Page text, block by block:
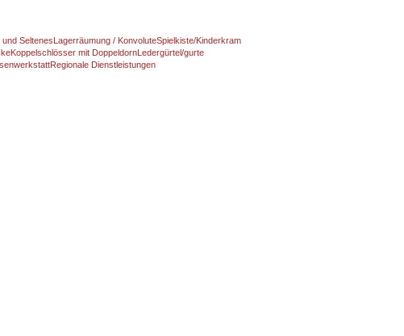
und SeltenesLagerräumung / KonvoluteSpielkiste/Kinderkram
Koppelschlösser mit DoppeldornLedergürtel/gurte
Regionale Dienstleistungen